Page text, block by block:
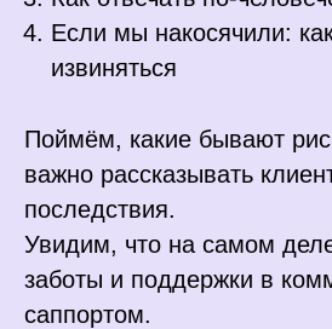
Если мы накосячили:
извиняться
Поймём, какие бывают
важно рассказывать
последствия.
Увидим, что на самом
заботы и поддержки в
саппортом.